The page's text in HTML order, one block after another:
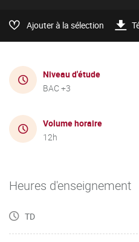
Ajouter à la sélection
Niveau d'étude
BAC +3
Volume horaire
12h
Heures d'enseignement
TD